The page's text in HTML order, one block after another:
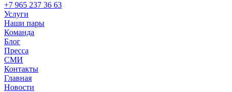
+7 965 237 36 63
Услуги
Наши пары
Команда
Блог
Пресса
СМИ
Контакты
Главная
Новости